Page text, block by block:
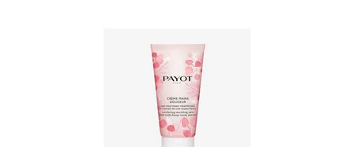
Extrakt z květního medu Bambucké máslo Glycerol
Skladem >5 ks